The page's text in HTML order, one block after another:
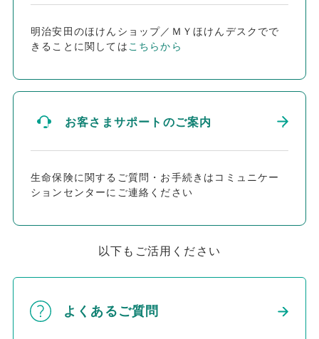
明治安田のほけんショップ／ＭＹほけんデスクでで
きることに関してはこちらから
お客さまサポートのご案内
生命保険に関するご質問・お手続きはコミュニケー
ションセンターにご連絡ください
以下もご活用ください
よくあるご質問